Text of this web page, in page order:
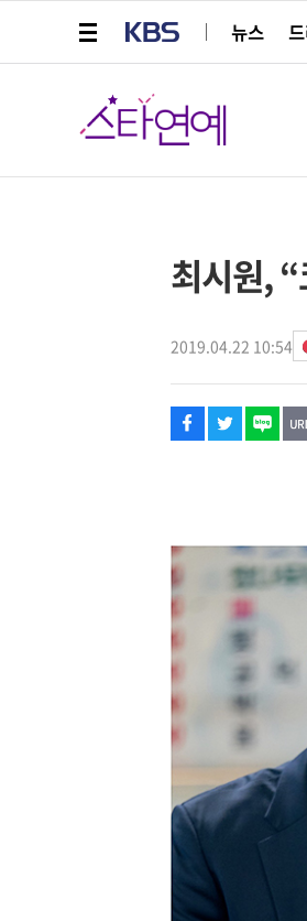
뉴스
스타연예
최시원,
2019.04.22 10:54
페이스북
트위터
네이버
URL복사
글씨 작게보기
글씨 크게보기
해시태그